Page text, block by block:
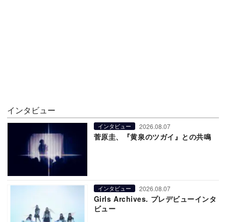
インタビュー
インタビュー 2026.08.07
菅原圭、『黄泉のツガイ』との共鳴
インタビュー 2026.08.07
Girls Archives. プレデビューインタ
ビュー